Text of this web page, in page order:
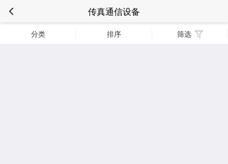
传真通信设备
分类 排序 筛选